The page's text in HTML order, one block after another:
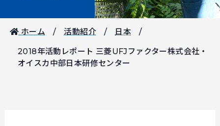
ホーム 活動紹介 日本
2018年活動レポート 三菱UFJファクター株式会社・
オイスカ中部日本研修センター